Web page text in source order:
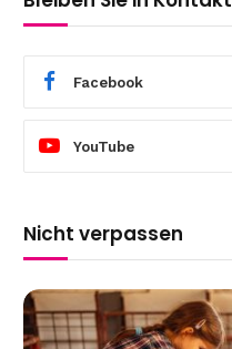
Facebook
YouTube
Nicht verpassen